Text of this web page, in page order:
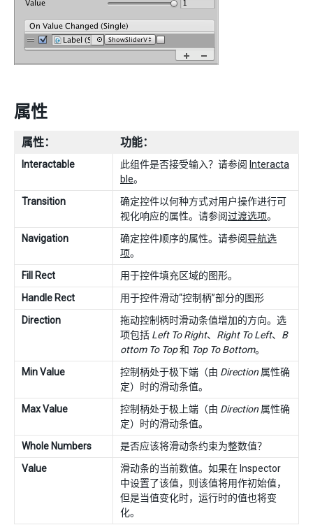
属性
属性： 功能：
Interactable 此组件是否接受输入？请参阅 Interacta
ble。
Transition
确定控件以何种方式对用户操作进行可
视化响应的属性。请参阅过渡选项。
Navigation
确定控件顺序的属性。请参阅导航选
项。
Fill Rect
用于控件填充区域的图形。
Handle Rect
用于控件滑动“控制柄”部分的图形
Direction
拖动控制柄时滑动条值增加的方向。选
项包括 Left To Right、 Right To Left、 B
ottom To Top和 Top To Bottom。
Min Value
控制柄处于极下端（由 Direction 属性确
定）时的滑动条值。
Max Value
控制柄处于极上端（由 Direction 属性确
定）时的滑动条值。
Whole Numbers
是否应该将滑动条约束为整数值？
Value
滑动条的当前数值。如果在 Inspector
中设置了该值，则该值将用作初始值，
但是当值变化时，运行时的值也将变
化。